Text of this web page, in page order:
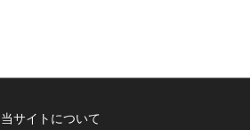
当サイトについて